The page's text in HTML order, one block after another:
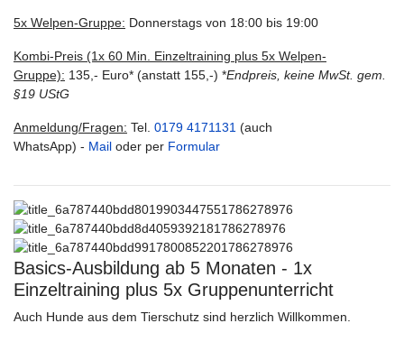
5x Welpen-Gruppe: Donnerstags von 18:00 bis 19:00
Kombi-Preis (1x 60 Min. Einzeltraining plus 5x Welpen-
Gruppe): 135,- Euro* (anstatt 155,-) *Endpreis, keine MwSt. gem.
§19 UStG
Anmeldung/Fragen: Tel. 0179 4171131 (auch
WhatsApp) - Mail oder per Formular
Basics-Ausbildung ab 5 Monaten - 1x
Einzeltraining plus 5x Gruppenunterricht
Auch Hunde aus dem Tierschutz sind herzlich Willkommen.